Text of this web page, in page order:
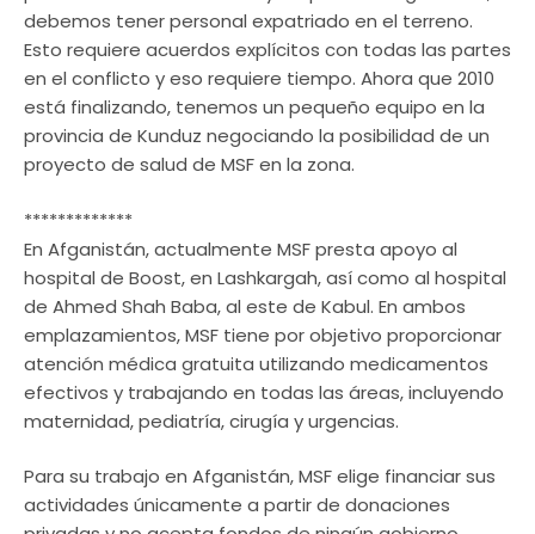
debemos tener personal expatriado en el terreno.
Esto requiere acuerdos explícitos con todas las partes
en el conflicto y eso requiere tiempo. Ahora que 2010
está finalizando, tenemos un pequeño equipo en la
provincia de Kunduz negociando la posibilidad de un
proyecto de salud de MSF en la zona.
*************
En Afganistán, actualmente MSF presta apoyo al
hospital de Boost, en Lashkargah, así como al hospital
de Ahmed Shah Baba, al este de Kabul. En ambos
emplazamientos, MSF tiene por objetivo proporcionar
atención médica gratuita utilizando medicamentos
efectivos y trabajando en todas las áreas, incluyendo
maternidad, pediatría, cirugía y urgencias.
Para su trabajo en Afganistán, MSF elige financiar sus
actividades únicamente a partir de donaciones